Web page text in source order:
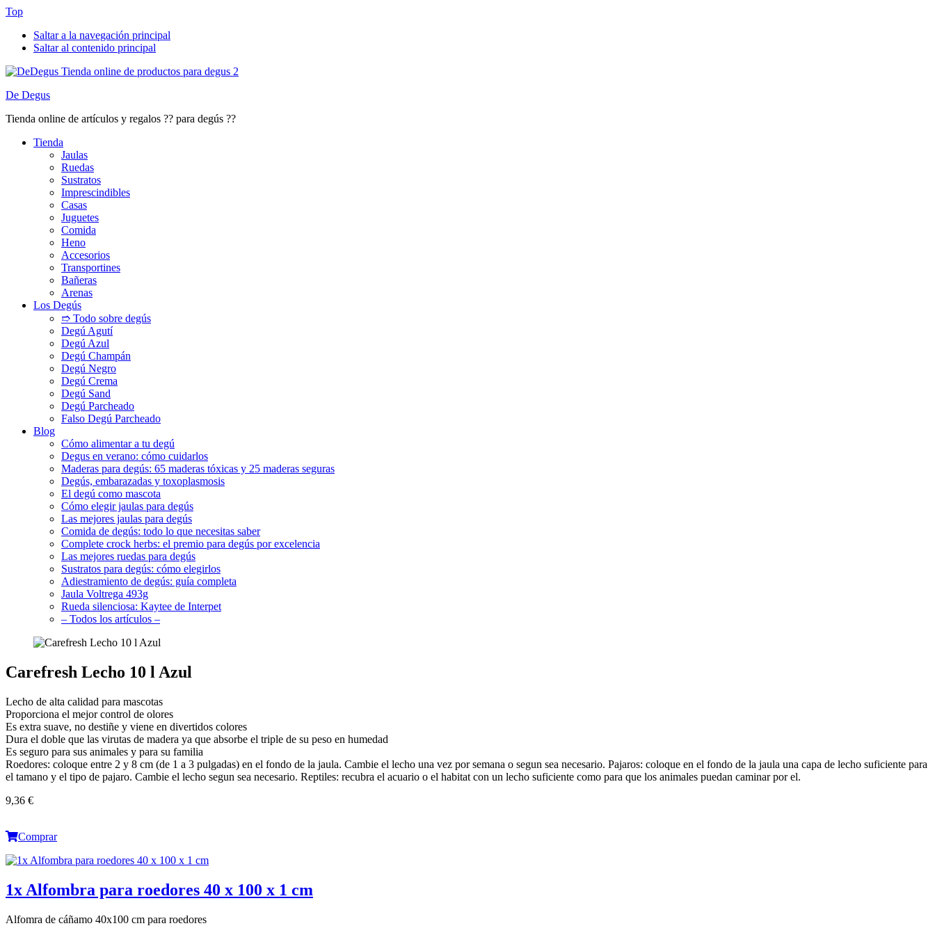
Top
Saltar a la navegación principal
Saltar al contenido principal
De Degus
Tienda online de artículos y regalos ?? para degús ??
Tienda
Jaulas
Ruedas
Sustratos
Imprescindibles
Casas
Juguetes
Comida
Heno
Accesorios
Transportines
Bañeras
Arenas
Los Degús
➱ Todo sobre degús
Degú Agutí
Degú Azul
Degú Champán
Degú Negro
Degú Crema
Degú Sand
Degú Parcheado
Falso Degú Parcheado
Blog
Cómo alimentar a tu degú
Degus en verano: cómo cuidarlos
Maderas para degús: 65 maderas tóxicas y 25 maderas seguras
Degús, embarazadas y toxoplasmosis
El degú como mascota
Cómo elegir jaulas para degús
Las mejores jaulas para degús
Comida de degús: todo lo que necesitas saber
Complete crock herbs: el premio para degús por excelencia
Las mejores ruedas para degús
Sustratos para degús: cómo elegirlos
Adiestramiento de degús: guía completa
Jaula Voltrega 493g
Rueda silenciosa: Kaytee de Interpet
– Todos los artículos –
Carefresh Lecho 10 l Azul
Lecho de alta calidad para mascotas
Proporciona el mejor control de olores
Es extra suave, no destiñe y viene en divertidos colores
Dura el doble que las virutas de madera ya que absorbe el triple de su peso en humedad
Es seguro para sus animales y para su familia
Roedores: coloque entre 2 y 8 cm (de 1 a 3 pulgadas) en el fondo de la jaula. Cambie el lecho una vez por semana o segun sea necesario. Pajaros: coloque en el fondo de la jaula una capa de lecho suficiente para
el tamano y el tipo de pajaro. Cambie el lecho segun sea necesario. Reptiles: recubra el acuario o el habitat con un lecho suficiente como para que los animales puedan caminar por el.
9,36 €
Comprar
1x Alfombra para roedores 40 x 100 x 1 cm
Alfomra de cáñamo 40x100 cm para roedores